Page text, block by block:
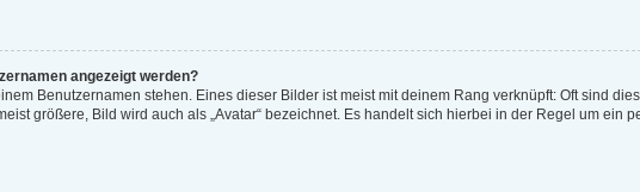
angezeigt werden?
Benutzernamen stehen. Eines dieser Bilder ist meist mit deinem Rang verknüpft: Oft sind
größere, Bild wird auch als „Avatar“ bezeichnet. Es handelt sich hierbei in der Regel um ein